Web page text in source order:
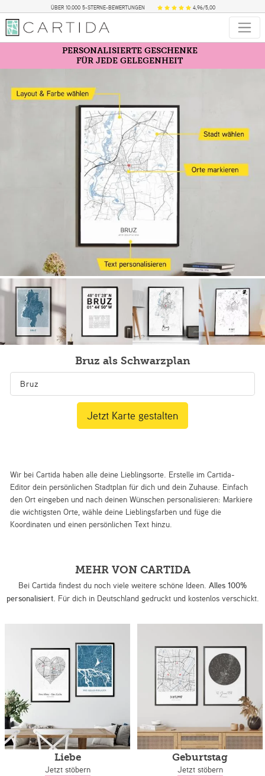
ÜBER 10.000 5-STERNE-BEWERTUNGEN 4,96/5,00
PERSONALISIERTE GESCHENKE
FÜR JEDE GELEGENHEIT
Bruz als Schwarzplan
Wir bei Cartida haben alle deine Lieblingsorte. Erstelle im Cartida-
Editor dein persönlichen Stadtplan für dich und dein Zuhause. Einfach
den Ort eingeben und nach deinen Wünschen personalisieren: Markiere
die wichtigsten Orte, wähle deine Lieblingsfarben und füge die
Koordinaten und einen persönlichen Text hinzu.
Jetzt Karte gestalten
MEHR VON CARTIDA
Bei Cartida findest du noch viele weitere schöne Ideen. Alles 100%
personalisiert. Für dich in Deutschland gedruckt und kostenlos verschickt.
Liebe
Jetzt stöbern
Geburtstag
Jetzt stöbern